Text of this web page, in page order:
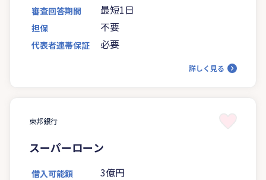
審査回答期間 最短1日
担保 不要
代表者連帯保証 必要
詳しく見る
東邦銀行
スーパーローン
借入可能額 3億円